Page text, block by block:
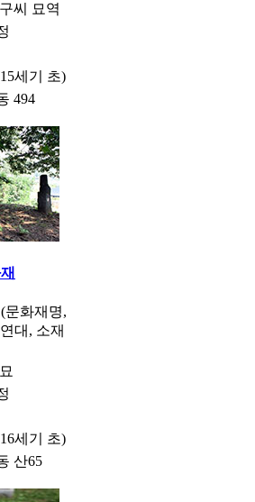
씨 묘역
세기 초)
494
문화재명,
대, 소재
세기 초)
산65